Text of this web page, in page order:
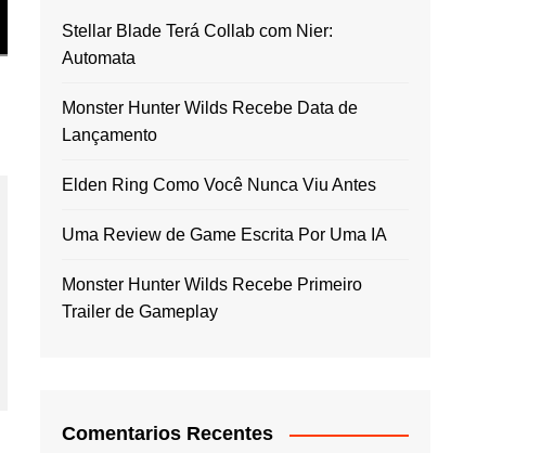
Stellar Blade Terá Collab com Nier:
Automata
Monster Hunter Wilds Recebe Data de
Lançamento
Elden Ring Como Você Nunca Viu Antes
Uma Review de Game Escrita Por Uma IA
Monster Hunter Wilds Recebe Primeiro
Trailer de Gameplay
Comentarios Recentes